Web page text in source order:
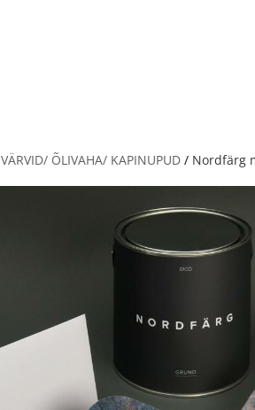
VÄRVID/ ÕLIVAHA/ KAPINUPUD / Nordfärg